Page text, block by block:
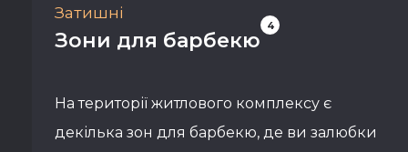
Затишні
Зони для барбекю
4
На території житлового комплексу є
декілька зон для барбекю, де ви залюбки